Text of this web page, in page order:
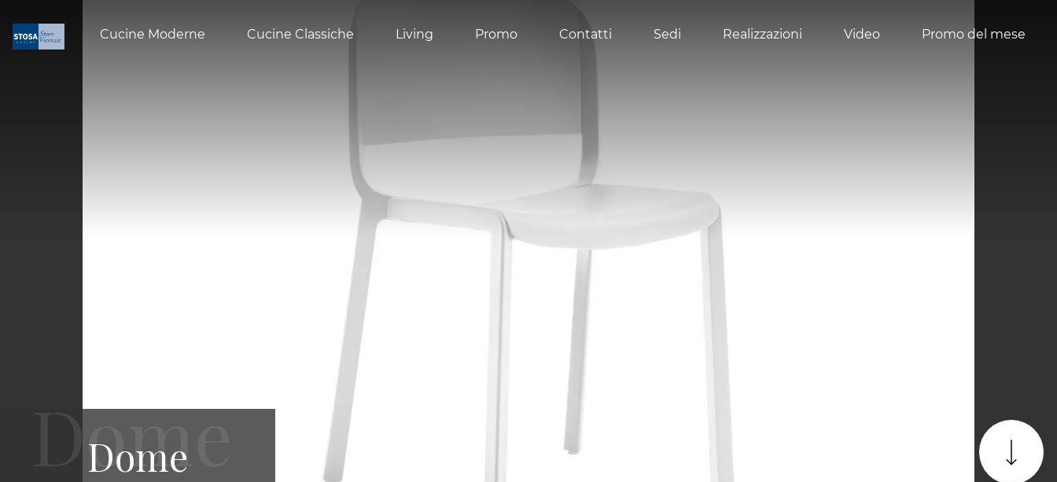
Cucine Moderne Cucine Classiche Living Promo Contatti Sedi Realizzazioni Video Promo del mese
Dome